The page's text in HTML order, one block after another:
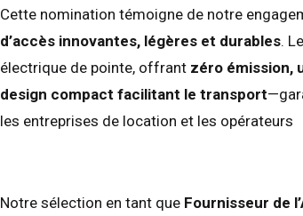
Cette nomination témoigne de notre
d’accès innovantes, légères et durables. Le
électrique de pointe, offrant zéro émission,
design compact facilitant le transport
les entreprises de location et les opérateurs
Notre sélection en tant que Fournisseur de
France